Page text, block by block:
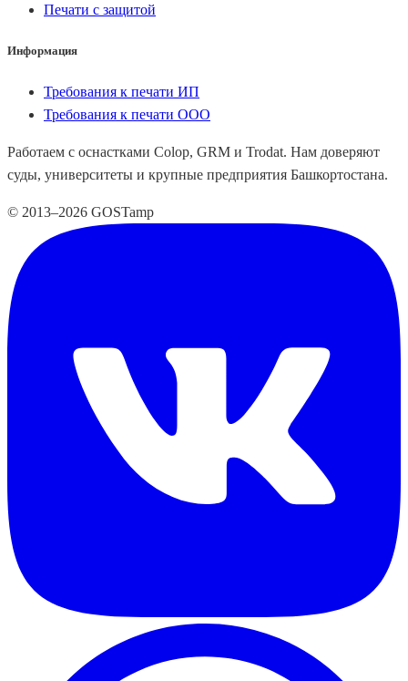
Печати с защитой
Информация
Требования к печати ИП
Требования к печати ООО
Работаем с оснастками Colop, GRM и Trodat. Нам доверяют
суды, университеты и крупные предприятия Башкортостана.
© 2013–2026 GOSTamp